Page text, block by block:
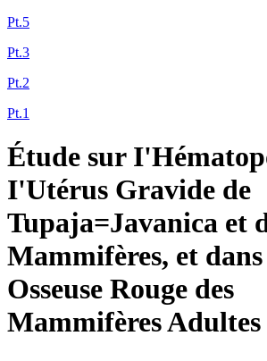
Pt.5
Pt.3
Pt.2
Pt.1
Étude sur
I'Utérus Gravide de
Tupaja=Javanica et
Mammifères, et
Osseuse Rouge des
Mammifères Adultes